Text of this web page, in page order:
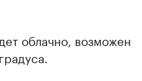
облачно, возможен